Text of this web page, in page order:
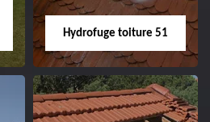
Hydrofuge toiture 51